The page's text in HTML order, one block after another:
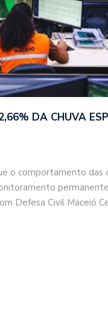
DA CHUVA
o comportamento das
Defesa Civil Maceió